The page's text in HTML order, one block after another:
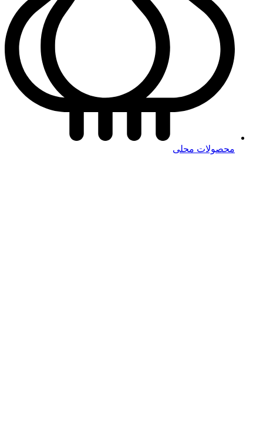
محصولات محلی